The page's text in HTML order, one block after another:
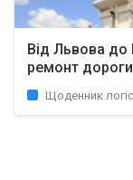
Від Львова до
ремонт дороги
Щоденник